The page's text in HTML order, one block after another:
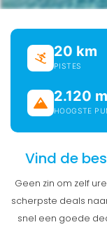
20 km
PISTES
2.120 m
HOOGSTE
Vind de
Geen zin om zelf
scherpste deals
snel een goede